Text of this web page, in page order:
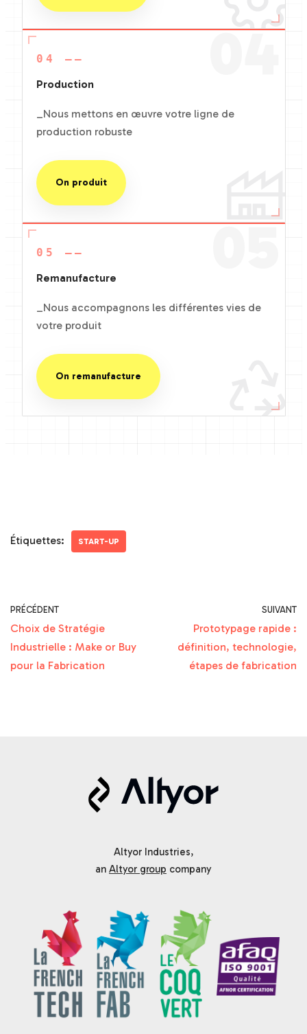
04
04 ——
Production
_Nous mettons en œuvre votre ligne de
production robuste
On produit
05
05 ——
Remanufacture
_Nous accompagnons les différentes vies de
votre produit
On remanufacture
Étiquettes: START-UP
PRÉCÉDENT
Choix de Stratégie
Industrielle : Make or Buy
pour la Fabrication
SUIVANT
Prototypage rapide :
définition, technologie,
étapes de fabrication
Altyor Industries,
an Altyor group company